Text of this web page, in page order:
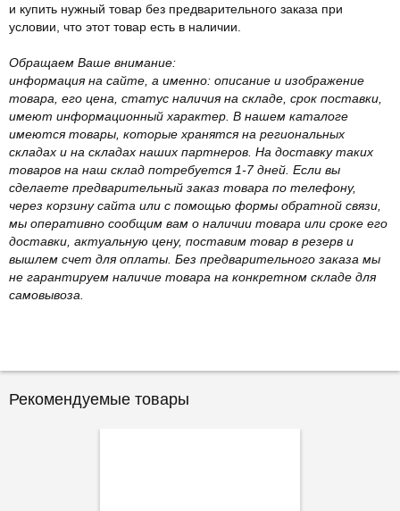
и купить нужный товар без предварительного заказа при
условии, что этот товар есть в наличии.
Обращаем Ваше внимание:
информация на сайте, а именно: описание и изображение
товара, его цена, статус наличия на складе, срок поставки,
имеют информационный характер. В нашем каталоге
имеются товары, которые хранятся на региональных
складах и на складах наших партнеров. На доставку таких
товаров на наш склад потребуется 1-7 дней. Если вы
сделаете предварительный заказ товара по телефону,
через корзину сайта или с помощью формы обратной связи,
мы оперативно сообщим вам о наличии товара или сроке его
доставки, актуальную цену, поставим товар в резерв и
вышлем счет для оплаты. Без предварительного заказа мы
не гарантируем наличие товара на конкретном складе для
самовывоза.
Рекомендуемые товары